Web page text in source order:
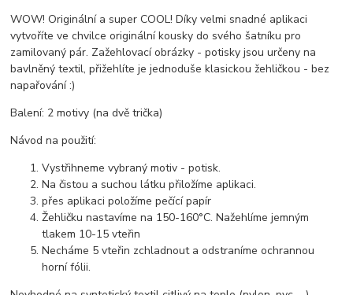
WOW! Originální a super COOL! Díky velmi snadné aplikaci
vytvoříte ve chvilce originální kousky do svého šatníku pro
zamilovaný pár. Zažehlovací obrázky - potisky jsou určeny na
bavlněný textil, přižehlíte je jednoduše klasickou žehličkou - bez
napařování :)
Balení: 2 motivy (na dvě trička)
Návod na použití:
Vystřihneme vybraný motiv - potisk.
Na čistou a suchou látku přiložíme aplikaci.
přes aplikaci položíme pečící papír
Žehličku nastavíme na 150-160°C. Nažehlíme jemným
tlakem 10-15 vteřin
Necháme 5 vteřin zchladnout a odstraníme ochrannou
horní fólii.